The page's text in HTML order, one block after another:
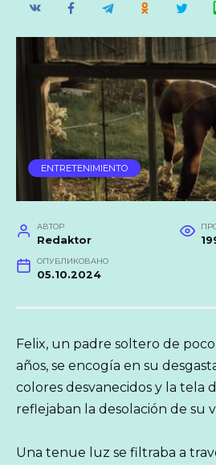
ENTRETENIMIENTO
АВТОР
Redaktor
ОПУБЛИКОВАНО
05.10.2024
Felix, un padre soltero de
años, se encogía en su
colores desvanecidos y la tela
reflejaban la desolación de su
Una tenue luz se filtraba a